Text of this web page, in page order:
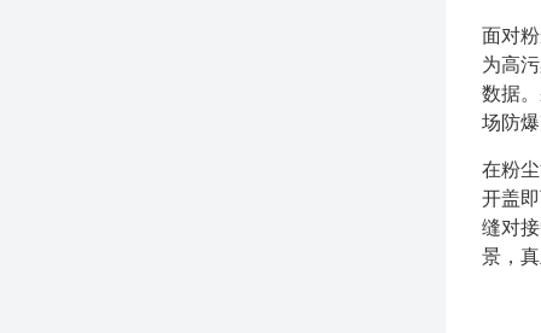
面对
为高
数据。
场防
在粉
开盖
缝对
景，